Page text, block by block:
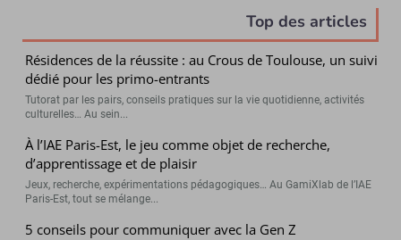
Top des articles
Résidences de la réussite : au Crous de Toulouse, un suivi
dédié pour les primo-entrants
Tutorat par les pairs, conseils pratiques sur la vie quotidienne, activités
culturelles… Au sein...
À l’IAE Paris-Est, le jeu comme objet de recherche,
d’apprentissage et de plaisir
Jeux, recherche, expérimentations pédagogiques… Au GamiXlab de l’IAE
Paris-Est, tout se mélange...
5 conseils pour communiquer avec la Gen Z